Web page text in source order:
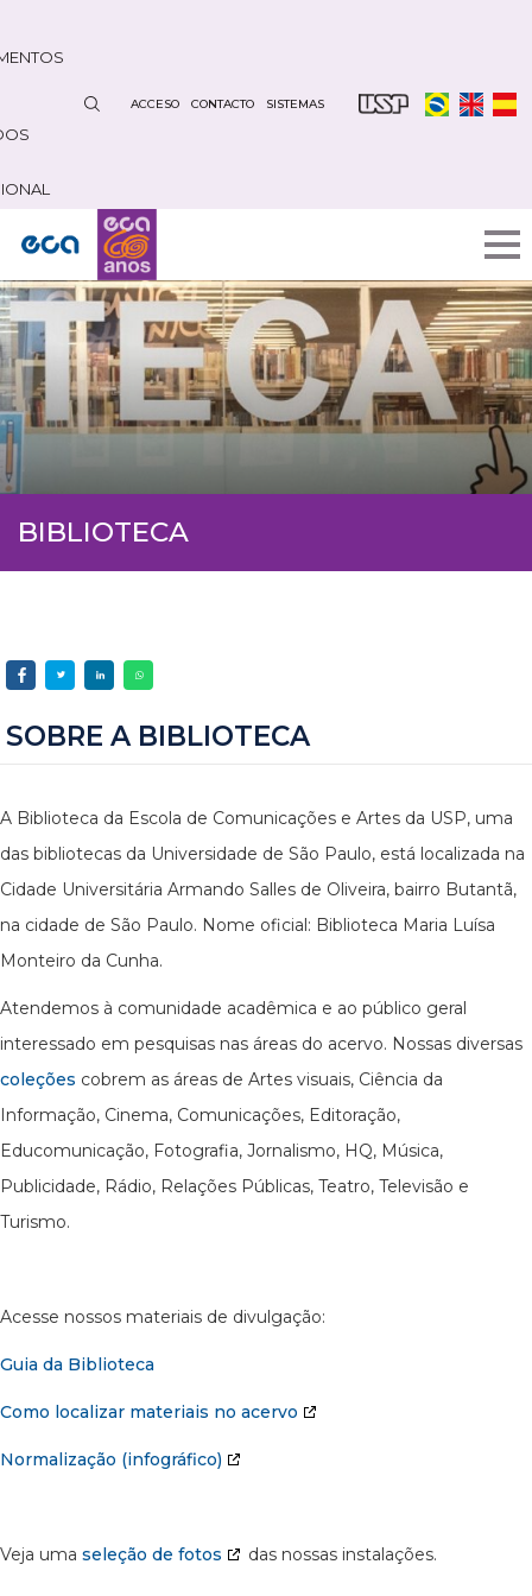
contenido
ACCESO CONTACTO SISTEMAS
BIBLIOTECA
SOBRE A BIBLIOTECA
A Biblioteca da Escola de Comunicações e Artes da USP, uma
das bibliotecas da Universidade de São Paulo, está localizada na
Cidade Universitária Armando Salles de Oliveira, bairro Butantã,
na cidade de São Paulo. Nome oficial: Biblioteca Maria Luísa
Monteiro da Cunha.
Atendemos à comunidade acadêmica e ao público geral
interessado em pesquisas nas áreas do acervo. Nossas diversas
coleções cobrem as áreas de Artes visuais, Ciência da
Informação, Cinema, Comunicações, Editoração,
Educomunicação, Fotografia, Jornalismo, HQ, Música,
Publicidade, Rádio, Relações Públicas, Teatro, Televisão e
Turismo.
Acesse nossos materiais de divulgação:
Guia da Biblioteca
Como localizar materiais no acervo
Normalização (infográfico)
Veja uma seleção de fotos das nossas instalações.